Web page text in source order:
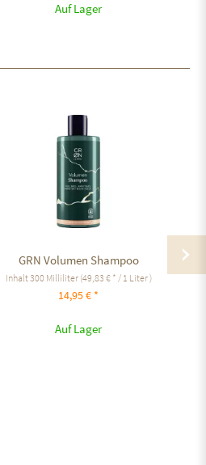
Auf Lager
GRN Volumen Shampoo
Inhalt300 Milliliter (49,83 € * / 1 Liter )
14,95 € *
Auf Lager